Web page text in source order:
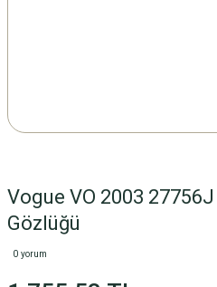
Vogue VO 2003
Gözlüğü
0 yorum